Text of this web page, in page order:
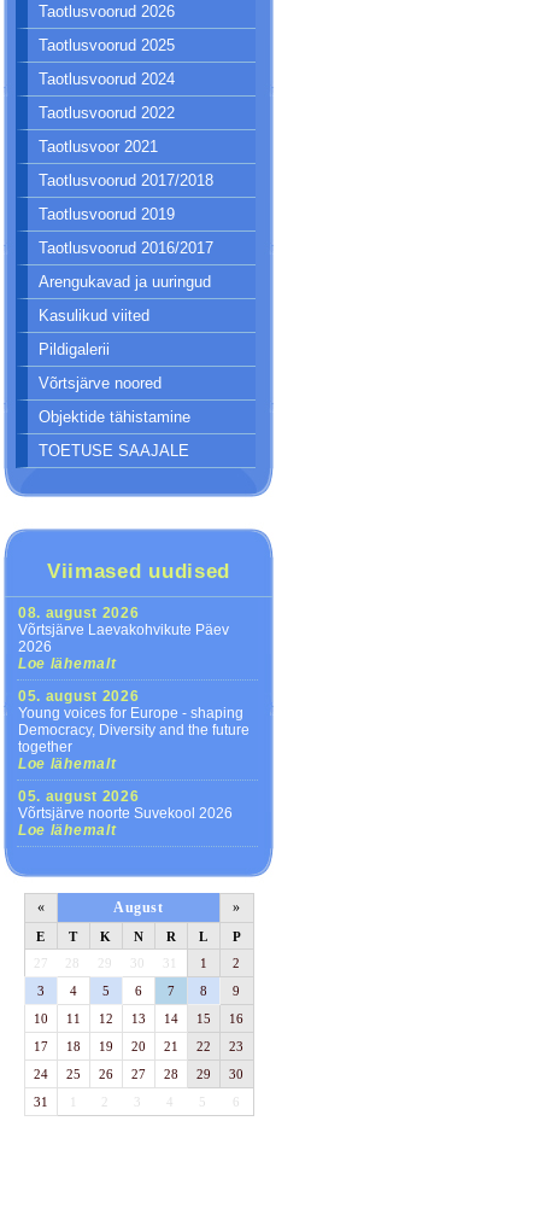
Taotlusvoorud 2026
Taotlusvoorud 2025
Taotlusvoorud 2024
Taotlusvoorud 2022
Taotlusvoor 2021
Taotlusvoorud 2017/2018
Taotlusvoorud 2019
Taotlusvoorud 2016/2017
Arengukavad ja uuringud
Kasulikud viited
Pildigalerii
Võrtsjärve noored
Objektide tähistamine
TOETUSE SAAJALE
Viimased uudised
08. august 2026
Võrtsjärve Laevakohvikute Päev
2026
Loe lähemalt
05. august 2026
Young voices for Europe - shaping
Democracy, Diversity and the future
together
Loe lähemalt
05. august 2026
Võrtsjärve noorte Suvekool 2026
Loe lähemalt
« August »
E T K N R L
P
27
28 29 30 31 1
2
3
4 5 6 7 8
9
10
11 12 13 14 15
16
17
18 19 20 21 22
23
24
25 26 27 28 29
30
31
1 3 4 5 6